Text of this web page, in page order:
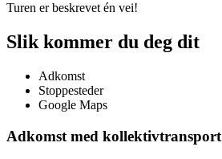
Turen er beskrevet én vei!
Slik kommer du deg dit
Adkomst
Stoppesteder
Google Maps
Adkomst med kollektivtransport